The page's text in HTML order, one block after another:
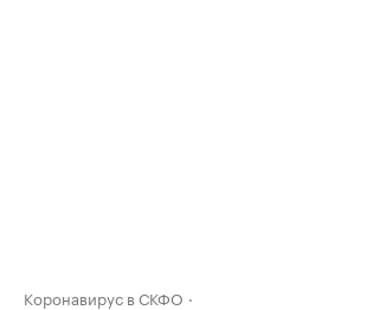
Коронавирус в СКФО